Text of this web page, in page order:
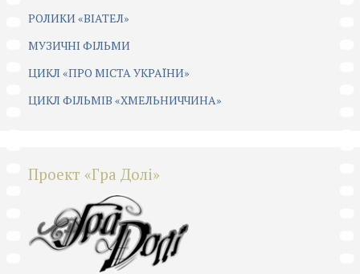
РОЛИКИ «ВІАТЕЛ»
МУЗИЧНІ ФІЛЬМИ
ЦИКЛ «ПРО МІСТА УКРАЇНИ»
ЦИКЛ ФІЛЬМІВ «ХМЕЛЬНИЧЧИНА»
Проект «Гра Долі»